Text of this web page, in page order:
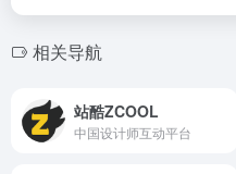
相关导航
站酷ZCOOL
中国设计师互动平台